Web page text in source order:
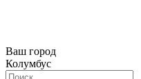
Ваш город
Колумбус